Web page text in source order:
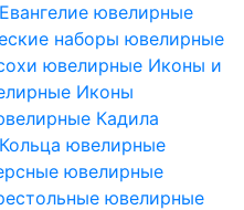
Евангелие ювелирные
наборы ювелирные
ювелирные Иконы и
Иконы
Кадила
Кольца ювелирные
ювелирные
ювелирные